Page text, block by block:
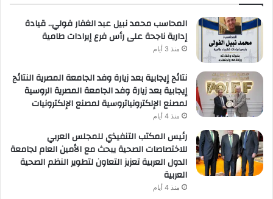
المحاسب محمد نبيل عبد الغفار فولي.. قيادة
إدارية ناجحة على رأس فرع إيرادات طامية
منذ 3 أيام
نتائج إيجابية بعد زيارة وفد الجامعة المصرية النتائج
إيجابية بعد زيارة وفد الجامعة المصرية الروسية
لمصنع الإلكترونياتروسية لمصنع الإلكترونيات
منذ 4 أيام
رئيس المكتب التنفيذي للمجلس العربي
للاختصاصات الصحية يبحث مع الأمين العام لجامعة
الدول العربية تعزيز التعاون لتطوير النظم الصحية
العربية
منذ 4 أيام